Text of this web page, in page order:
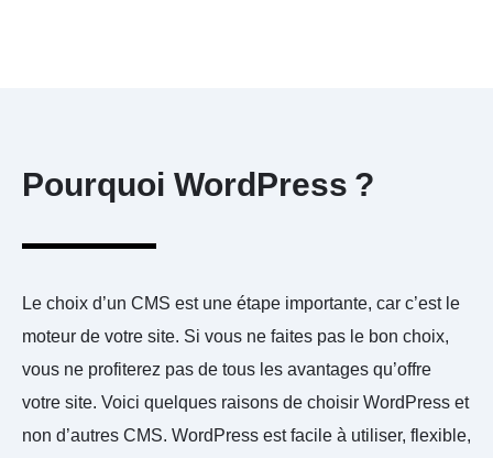
Pourquoi WordPress ?
Le choix d’un CMS est une étape importante, car c’est le
moteur de votre site. Si vous ne faites pas le bon choix,
vous ne profiterez pas de tous les avantages qu’offre
votre site. Voici quelques raisons de choisir WordPress et
non d’autres CMS. WordPress est facile à utiliser, flexible,